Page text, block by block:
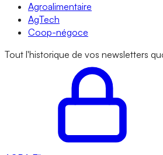
Agroalimentaire
AgTech
Coop-négoce
Tout l'historique de vos newsletters